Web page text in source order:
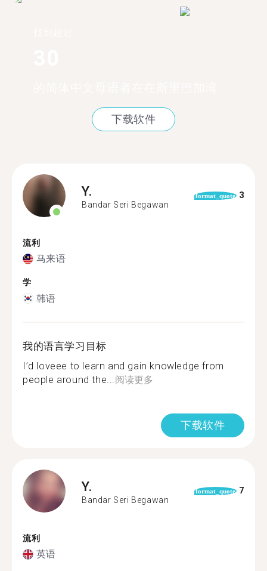
下载软件
Y.
Bandar Seri Begawan
format_quote 3
流利
马来语
学
韩语
我的语言学习目标
I’d loveee to learn and gain knowledge from
people around the... 阅读更多
下载软件
Y.
Bandar Seri Begawan
format_quote 7
流利
英语